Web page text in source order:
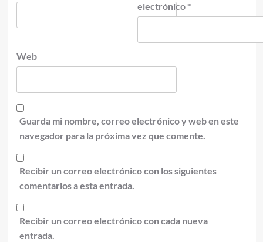
electrónico *
Web
Guarda mi nombre, correo electrónico y web en este
navegador para la próxima vez que comente.
Recibir un correo electrónico con los siguientes
comentarios a esta entrada.
Recibir un correo electrónico con cada nueva
entrada.